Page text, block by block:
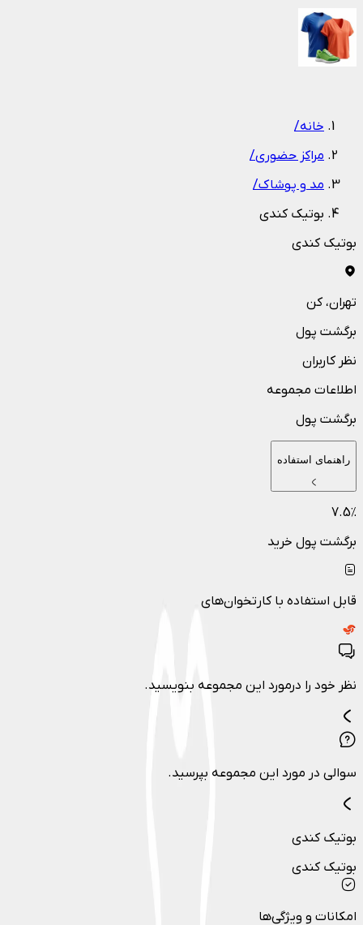
خانه/
مراکز حضوری/
مد و پوشاک/
بوتیک کندی
بوتیک کندی
تهران، کن
برگشت پول
نظر کاربران
اطلاعات مجموعه
برگشت پول
راهنمای استفاده
7.5٪
برگشت پول خرید
قابل استفاده با کارتخوان‌های
نظر خود را درمورد این مجموعه بنویسید.
سوالی در مورد این مجموعه بپرسید.
بوتیک کندی
بوتیک کندی
امکانات و ویژگی‌ها